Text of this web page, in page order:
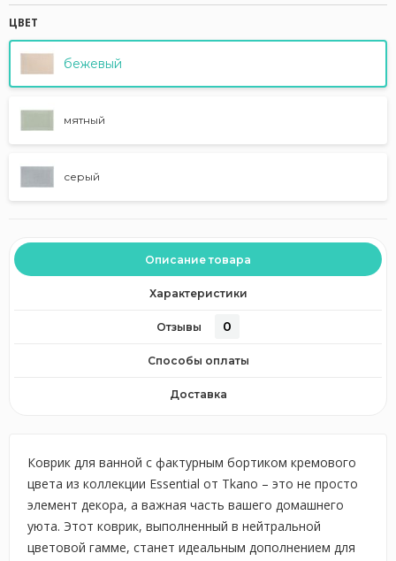
ЦВЕТ
бежевый
мятный
серый
Описание товара
Характеристики
Отзывы 0
Способы оплаты
Доставка
Коврик для ванной с фактурным бортиком кремового
цвета из коллекции Essential от Tkano – это не просто
элемент декора, а важная часть вашего домашнего
уюта. Этот коврик, выполненный в нейтральной
цветовой гамме, станет идеальным дополнением для